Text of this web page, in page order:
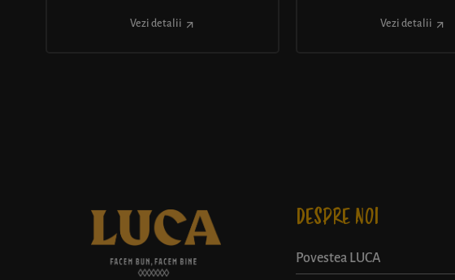
Vezi detalii Vezi detalii
DESPRE NOI
Povestea LUCA